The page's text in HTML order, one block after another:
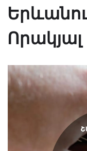
Որակյալ